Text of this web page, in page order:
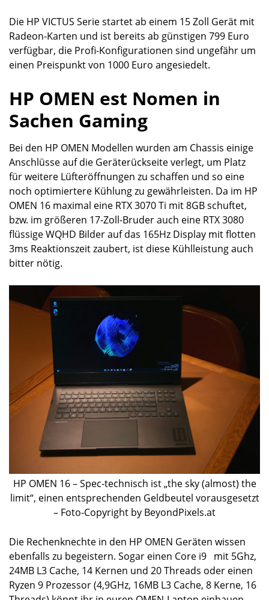
Die HP VICTUS Serie startet ab einem 15 Zoll Gerät mit
Radeon-Karten und ist bereits ab günstigen 799 Euro
verfügbar, die Profi-Konfigurationen sind ungefähr um
einen Preispunkt von 1000 Euro angesiedelt.
HP OMEN est Nomen in
Sachen Gaming
Bei den HP OMEN Modellen wurden am Chassis einige
Anschlüsse auf die Geräterückseite verlegt, um Platz
für weitere Lüfteröffnungen zu schaffen und so eine
noch optimiertere Kühlung zu gewährleisten. Da im HP
OMEN 16 maximal eine RTX 3070 Ti mit 8GB schuftet,
bzw. im größeren 17-Zoll-Bruder auch eine RTX 3080
flüssige WQHD Bilder auf das 165Hz Display mit flotten
3ms Reaktionszeit zaubert, ist diese Kühlleistung auch
bitter nötig.
HP OMEN 16 – Spec-technisch ist „the sky (almost) the
limit“, einen entsprechenden Geldbeutel vorausgesetzt
– Foto-Copyright by BeyondPixels.at
Die Rechenknechte in den HP OMEN Geräten wissen
ebenfalls zu begeistern. Sogar einen Core i9 mit 5Ghz,
24MB L3 Cache, 14 Kernen und 20 Threads oder einen
Ryzen 9 Prozessor (4,9GHz, 16MB L3 Cache, 8 Kerne, 16